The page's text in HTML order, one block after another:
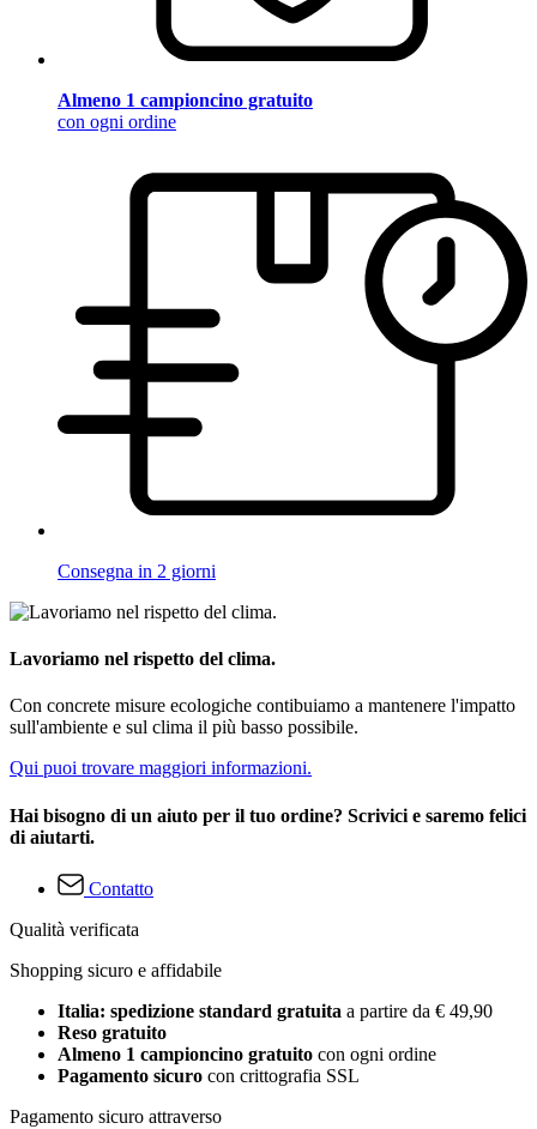
Almeno 1 campioncino gratuito
con ogni ordine
Consegna in 2 giorni
Lavoriamo nel rispetto del clima.
Con concrete misure ecologiche contibuiamo a mantenere l'impatto
sull'ambiente e sul clima il più basso possibile.
Qui puoi trovare maggiori informazioni.
Hai bisogno di un aiuto per il tuo ordine? Scrivici e saremo felici
di aiutarti.
Contatto
Qualità verificata
Shopping sicuro e affidabile
Italia: spedizione standard gratuita a partire da € 49,90
Reso gratuito
Almeno 1 campioncino gratuito con ogni ordine
Pagamento sicuro con crittografia SSL
Pagamento sicuro attraverso